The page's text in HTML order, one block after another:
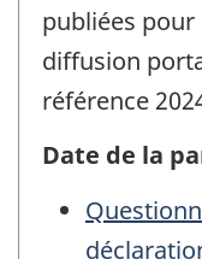
publiées
diffusion
référence
Date de la